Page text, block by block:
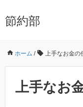
節約部
ホーム / 上手なお金の
上手なお